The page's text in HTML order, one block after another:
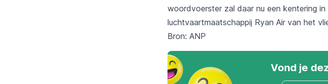
woordvoerster zal daar nu een kentering
luchtvaartmaatschappij Ryan Air van het
Bron: ANP
Vond je